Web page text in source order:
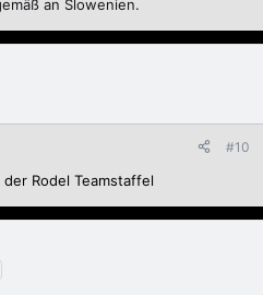
an Slowenien.
#10
der Rodel Teamstaffel